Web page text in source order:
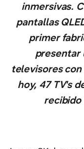
inmersivas.
pantallas
primer
presentar
televisores
hoy, 47 TV's
recibido